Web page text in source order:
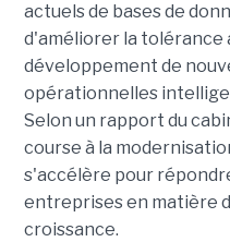
actuels de bases de
d'améliorer la tolérance
développement de
opérationnelles
Selon un rapport du
course à la
s'accélère pour
entreprises en matière
croissance.